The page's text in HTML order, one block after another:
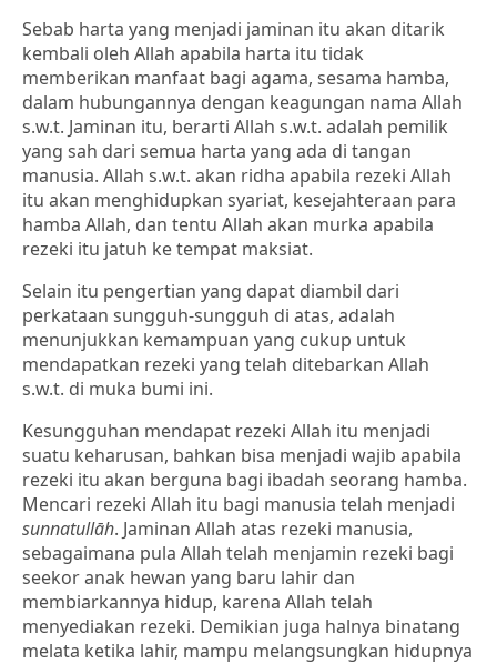
Sebab harta yang menjadi jaminan itu akan ditarik
kembali oleh Allah apabila harta itu tidak
memberikan manfaat bagi agama, sesama hamba,
dalam hubungannya dengan keagungan nama Allah
s.w.t. Jaminan itu, berarti Allah s.w.t. adalah pemilik
yang sah dari semua harta yang ada di tangan
manusia. Allah s.w.t. akan ridha apabila rezeki Allah
itu akan menghidupkan syariat, kesejahteraan para
hamba Allah, dan tentu Allah akan murka apabila
rezeki itu jatuh ke tempat maksiat.
Selain itu pengertian yang dapat diambil dari
perkataan sungguh-sungguh di atas, adalah
menunjukkan kemampuan yang cukup untuk
mendapatkan rezeki yang telah ditebarkan Allah
s.w.t. di muka bumi ini.
Kesungguhan mendapat rezeki Allah itu menjadi
suatu keharusan, bahkan bisa menjadi wajib apabila
rezeki itu akan berguna bagi ibadah seorang hamba.
Mencari rezeki Allah itu bagi manusia telah menjadi
sunnatullāh. Jaminan Allah atas rezeki manusia,
sebagaimana pula Allah telah menjamin rezeki bagi
seekor anak hewan yang baru lahir dan
membiarkannya hidup, karena Allah telah
menyediakan rezeki. Demikian juga halnya binatang
melata ketika lahir, mampu melangsungkan hidupnya